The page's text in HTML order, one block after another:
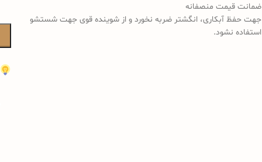
ضمانت قیمت منصفانه
جهت حفظ آبکاری، انگشتر ضربه نخورد و از شوینده قوی جهت شستشو
استفاده نشود.